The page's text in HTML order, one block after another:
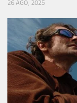
26 AGO, 2025